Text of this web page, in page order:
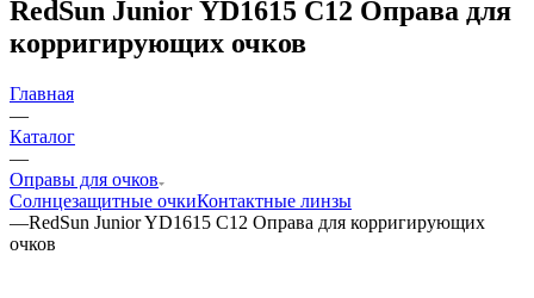
RedSun Junior YD1615 C12 Оправа для
корригирующих очков
Главная
—
Каталог
—
Оправы для очков
Солнцезащитные очкиКонтактные линзы
—RedSun Junior YD1615 C12 Оправа для корригирующих
очков